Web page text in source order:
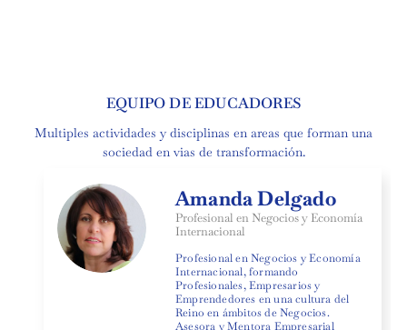
EQUIPO DE EDUCADORES
Multiples actividades y disciplinas en areas que forman una
sociedad en vias de transformación.
Amanda Delgado
Profesional en Negocios y Economía
Internacional
Profesional en Negocios y Economía
Internacional, formando
Profesionales, Empresarios y
Emprendedores en una cultura del
Reino en ámbitos de Negocios.
Asesora y Mentora Empresarial